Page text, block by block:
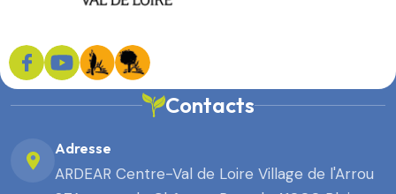
Contacts
Adresse
ARDEAR Centre-Val de Loire Village de l'Arrou